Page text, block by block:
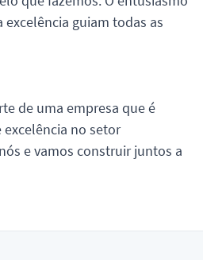
guiam todas as
de uma empresa que é
no setor
e vamos construir juntos a